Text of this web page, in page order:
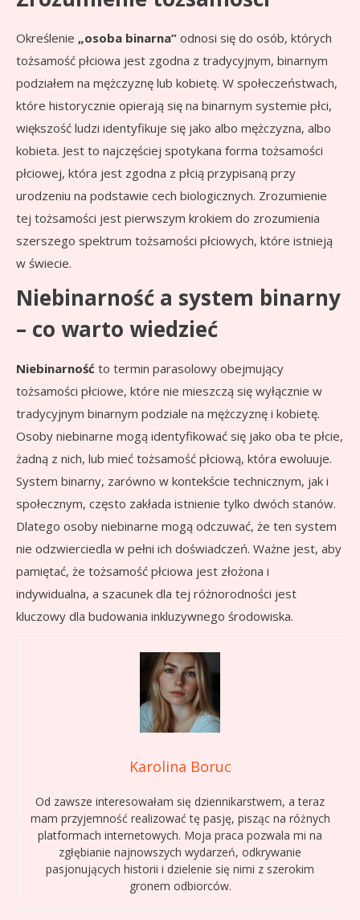
Określenie „osoba binarna” odnosi się do osób, których
tożsamość płciowa jest zgodna z tradycyjnym, binarnym
podziałem na mężczyznę lub kobietę. W społeczeństwach,
które historycznie opierają się na binarnym systemie płci,
większość ludzi identyfikuje się jako albo mężczyzna, albo
kobieta. Jest to najczęściej spotykana forma tożsamości
płciowej, która jest zgodna z płcią przypisaną przy
urodzeniu na podstawie cech biologicznych. Zrozumienie
tej tożsamości jest pierwszym krokiem do zrozumienia
szerszego spektrum tożsamości płciowych, które istnieją
w świecie.
Niebinarność a system binarny
– co warto wiedzieć
Niebinarność to termin parasolowy obejmujący
tożsamości płciowe, które nie mieszczą się wyłącznie w
tradycyjnym binarnym podziale na mężczyznę i kobietę.
Osoby niebinarne mogą identyfikować się jako oba te płcie,
żadną z nich, lub mieć tożsamość płciową, która ewoluuje.
System binarny, zarówno w kontekście technicznym, jak i
społecznym, często zakłada istnienie tylko dwóch stanów.
Dlatego osoby niebinarne mogą odczuwać, że ten system
nie odzwierciedla w pełni ich doświadczeń. Ważne jest, aby
pamiętać, że tożsamość płciowa jest złożona i
indywidualna, a szacunek dla tej różnorodności jest
kluczowy dla budowania inkluzywnego środowiska.
Karolina Boruc
Od zawsze interesowałam się dziennikarstwem, a teraz
mam przyjemność realizować tę pasję, pisząc na różnych
platformach internetowych. Moja praca pozwala mi na
zgłębianie najnowszych wydarzeń, odkrywanie
pasjonujących historii i dzielenie się nimi z szerokim
gronem odbiorców.